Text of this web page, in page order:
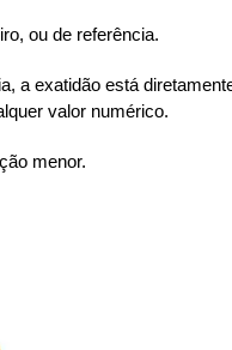
ou de referência.
a exatidão está
valor numérico.
menor.